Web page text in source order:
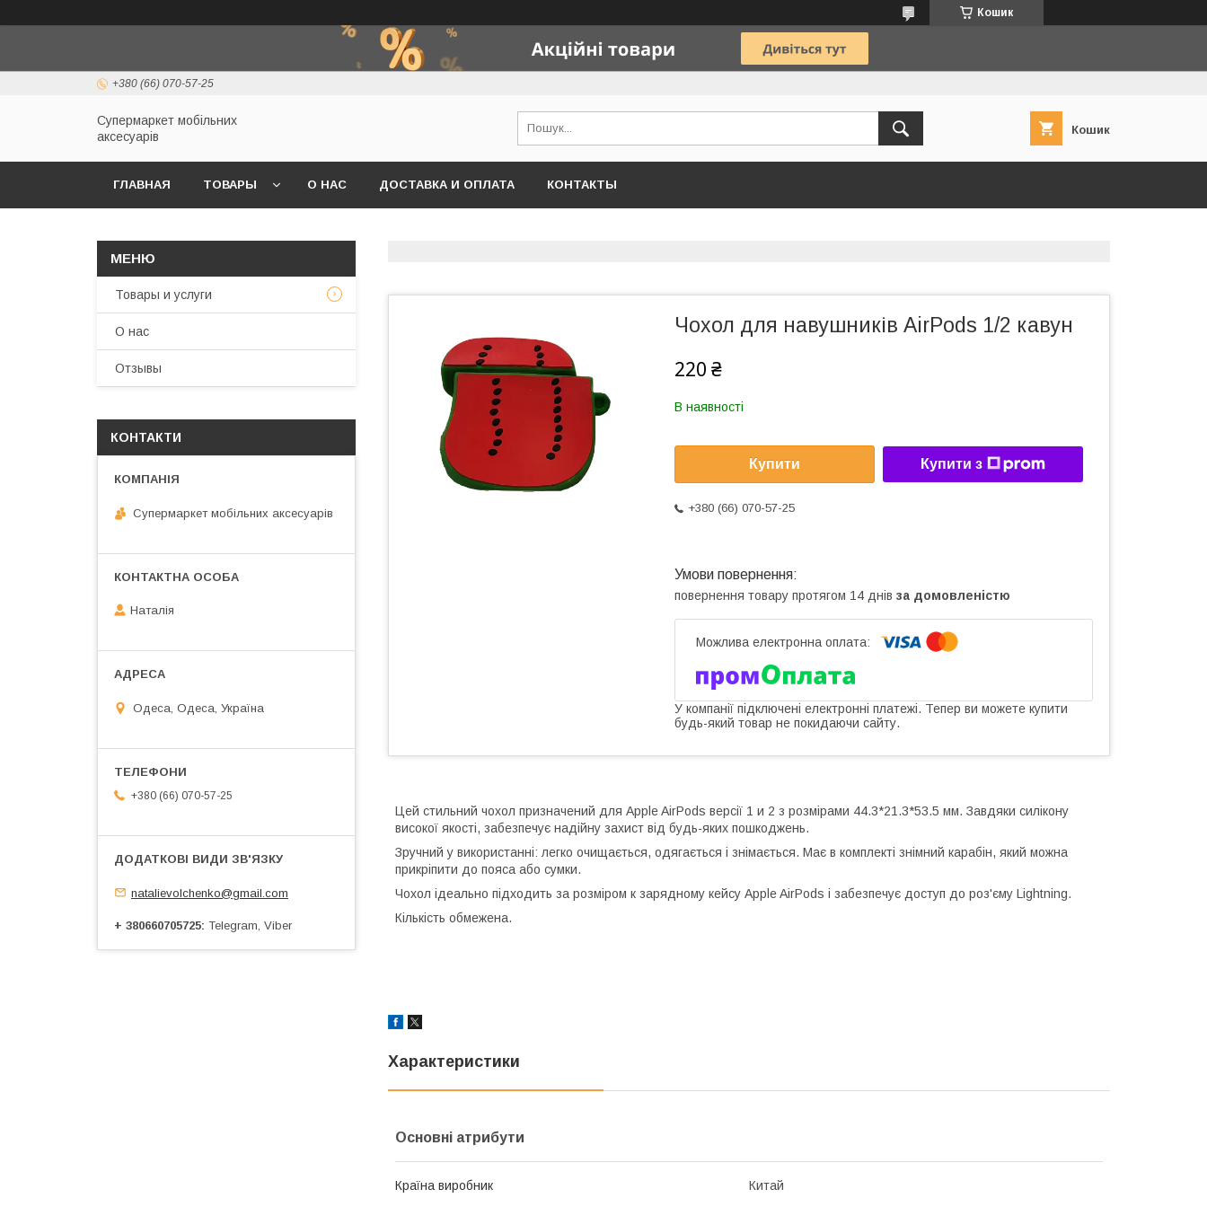
Кошик
+380 (66) 070-57-25
Супермаркет мобільних
аксесуарів
Кошик
ГЛАВНАЯ ТОВАРЫ О НАС ДОСТАВКА И ОПЛАТА КОНТАКТЫ
Чохол для навушників AirPods 1/2 кавун
220 ₴
В наявності
Купити Купити з
+380 (66) 070-57-25
повернення товару протягом 14 днів за домовленістю
У компанії підключені електронні платежі. Тепер ви можете купити
будь-який товар не покидаючи сайту.
Цей стильний чохол призначений для Apple AirPods версії 1 и 2 з розмірами 44.3*21.3*53.5 мм. Завдяки силікону
високої якості, забезпечує надійну захист від будь-яких пошкоджень.
Зручний у використанні: легко очищається, одягається і знімається. Має в комплекті знімний карабін, який можна
прикріпити до пояса або сумки.
Чохол ідеально підходить за розміром к зарядному кейсу Apple AirPods і забезпечує доступ до роз'єму Lightning.
Кількість обмежена.
Характеристики
Основні атрибути
Країна виробник Китай
Товары и услуги
О нас
Отзывы
КОНТАКТИ
Супермаркет мобільних аксесуарів
Наталія
Одеса, Одеса, Україна
+380 (66) 070-57-25
natalievolchenko@gmail.com
+ 380660705725 Telegram, Viber